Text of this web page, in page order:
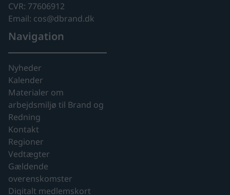
CVR: 77606912
Email: cos@dbrand.dk
Navigation
Nyheder
Kalender
Materialer om
arbejdsmiljø til Brand og
Redning
Kontakt
Regioner
Vedtægter
Gældende
overenskomster
Digitalt medlemskort